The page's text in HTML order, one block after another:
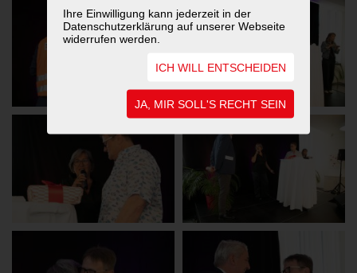
Ihre Einwilligung kann jederzeit in der
Datenschutzerklärung auf unserer Webseite
widerrufen werden.
ICH WILL ENTSCHEIDEN
JA, MIR SOLL'S RECHT SEIN